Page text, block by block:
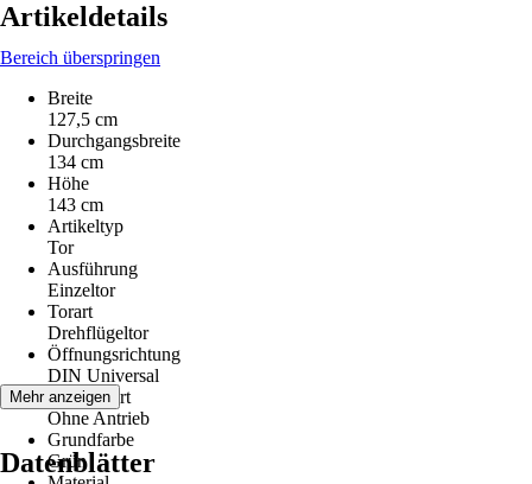
Artikeldetails
Bereich überspringen
Breite
127,5 cm
Durchgangsbreite
134 cm
Höhe
143 cm
Artikeltyp
Tor
Ausführung
Einzeltor
Torart
Drehflügeltor
Öffnungsrichtung
DIN Universal
Antriebsart
Ohne Antrieb
Grundfarbe
Grün
Mehr anzeigen
Datenblätter